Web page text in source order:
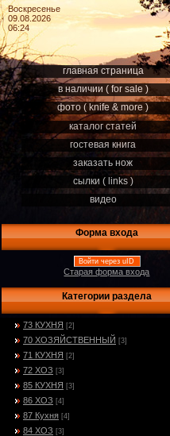
Воскресенье
09.08.2026
06:24
главная страница
в наличии ( for sale )
фото ( knife & more )
каталог статей
гостевая книга
заказать нож
сылки ( links )
видео
Форма входа
Войти через uID
Старая форма входа
Категории раздела
73 КУХНЯ [2]
70 ХОЗЯЙСТВЕННЫЙ [3]
71 КУХНЯ [2]
72 ХОЗ [3]
85 КУХНЯ [3]
86 ХОЗ [4]
87 Кухня [4]
84 ХОЗ [3]